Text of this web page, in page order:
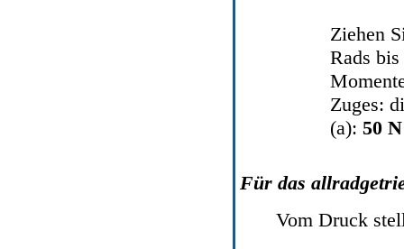
Ziehen
Rads
Zuges:
(a): 50
Für das
Vom Druck